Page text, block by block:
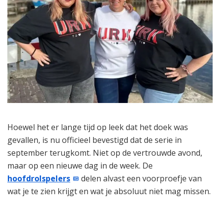
Hoewel het er lange tijd op leek dat het doek was
gevallen, is nu officieel bevestigd dat de serie in
september terugkomt. Niet op de vertrouwde avond,
maar op een nieuwe dag in de week. De
hoofdrolspelers
delen alvast een voorproefje van
wat je te zien krijgt en wat je absoluut niet mag missen.